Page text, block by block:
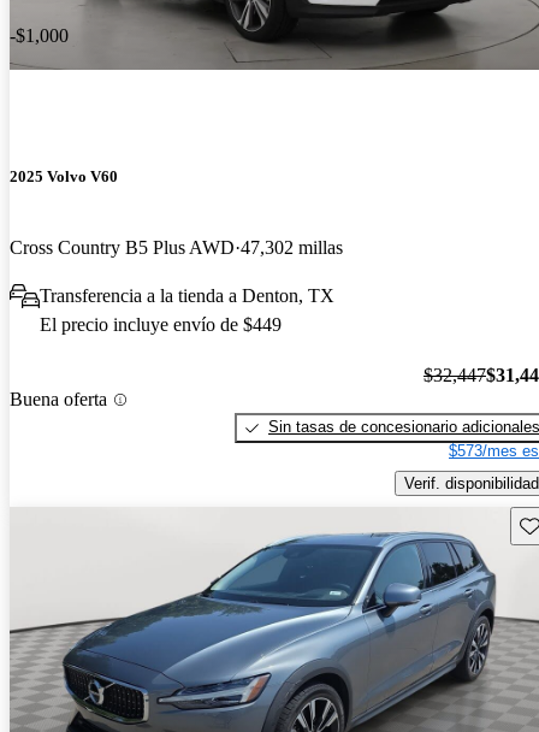
-$1,000
2025 Volvo V60
Cross Country B5 Plus AWD 47,302 millas
Transferencia a la tienda a Denton, TX
El precio incluye envío de $449
Buena oferta
$32,447
Sin tasas de concesionario adicionales
$573/mes
Verif. disponibilidad